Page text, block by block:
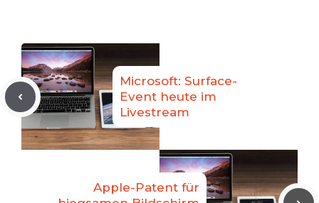
Microsoft: Surface-
Event heute im
Livestream
Apple-Patent für